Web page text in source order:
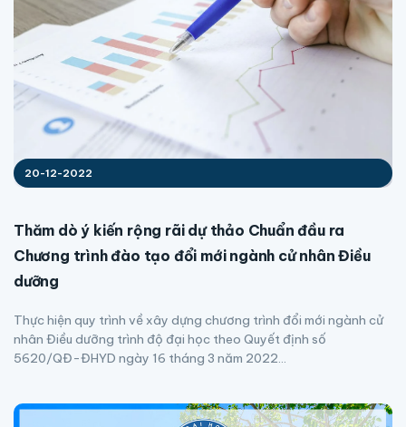
20-12-2022
Thăm dò ý kiến rộng rãi dự thảo Chuẩn đầu ra
Chương trình đào tạo đổi mới ngành cử nhân Điều
dưỡng
Thực hiện quy trình về xây dựng chương trình đổi mới ngành cử
nhân Điều dưỡng trình độ đại học theo Quyết định số
5620/QĐ-ĐHYD ngày 16 tháng 3 năm 2022...